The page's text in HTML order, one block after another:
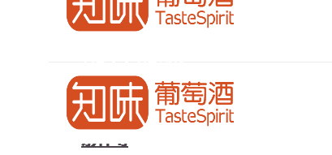
知味专家顾问委员会
联系我们
知味荐酒
新闻